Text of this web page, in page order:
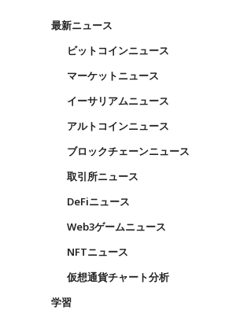
最新ニュース
ビットコインニュース
マーケットニュース
イーサリアムニュース
アルトコインニュース
ブロックチェーンニュース
取引所ニュース
DeFiニュース
Web3ゲームニュース
NFTニュース
仮想通貨チャート分析
学習